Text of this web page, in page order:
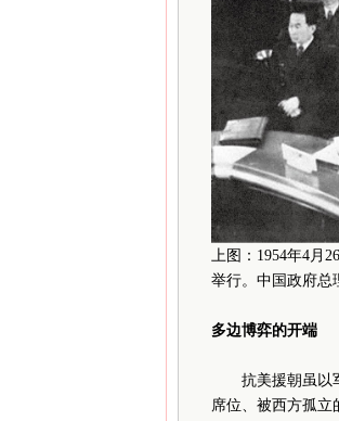
上图：1954年4月
举行。中国政府总
多边博弈的开端
抗美援朝虽以军
席位、被西方孤立